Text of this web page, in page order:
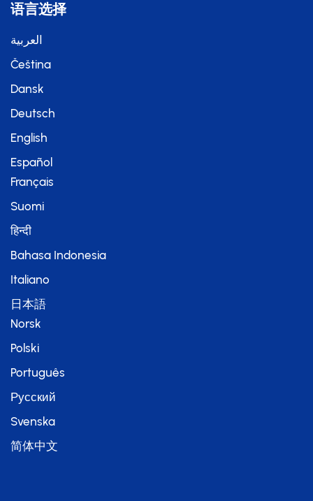
语言选择
العربية
Čeština
Dansk
Deutsch
English
Español
Français
Suomi
हिन्दी
Bahasa Indonesia
Italiano
日本語
Norsk
Polski
Português
Русский
Svenska
简体中文